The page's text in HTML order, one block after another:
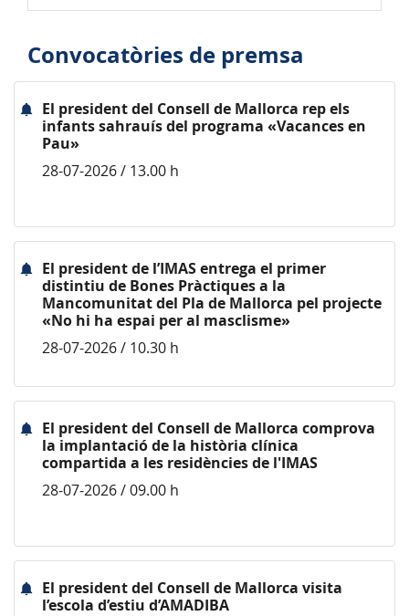
Convocatòries de premsa
El president del Consell de Mallorca rep els
infants sahrauís del programa «Vacances en
Pau»
28-07-2026 / 13.00 h
El president de l’IMAS entrega el primer
distintiu de Bones Pràctiques a la
Mancomunitat del Pla de Mallorca pel projecte
«No hi ha espai per al masclisme»
28-07-2026 / 10.30 h
El president del Consell de Mallorca comprova
la implantació de la història clínica
compartida a les residències de l'IMAS
28-07-2026 / 09.00 h
El president del Consell de Mallorca visita
l’escola d’estiu d’AMADIBA